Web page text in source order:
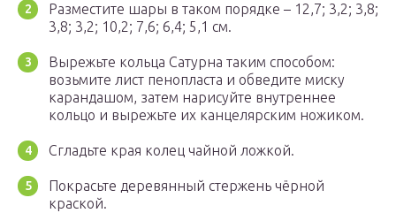
Разместите шары в таком порядке – 12,7; 3,2; 3,8;
3,8; 3,2; 10,2; 7,6; 6,4; 5,1 см.
Вырежьте кольца Сатурна таким способом:
возьмите лист пенопласта и обведите миску
карандашом, затем нарисуйте внутреннее
кольцо и вырежьте их канцелярским ножиком.
Сгладьте края колец чайной ложкой.
Покрасьте деревянный стержень чёрной
краской.